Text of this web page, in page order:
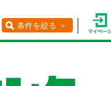
条件を絞る ＞